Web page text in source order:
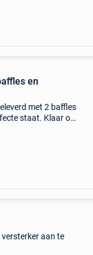
met 2 baffles
staat. Klaar om
aan te